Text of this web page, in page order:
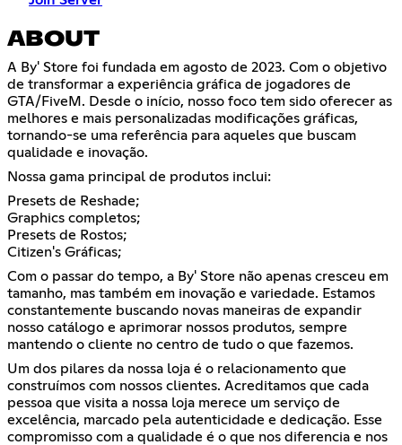
ABOUT
A By' Store foi fundada em agosto de 2023. Com o objetivo
de transformar a experiência gráfica de jogadores de
GTA/FiveM. Desde o início, nosso foco tem sido oferecer as
melhores e mais personalizadas modificações gráficas,
tornando-se uma referência para aqueles que buscam
qualidade e inovação.
Nossa gama principal de produtos inclui:
Presets de Reshade;
Graphics completos;
Presets de Rostos;
Citizen's Gráficas;
Com o passar do tempo, a By' Store não apenas cresceu em
tamanho, mas também em inovação e variedade. Estamos
constantemente buscando novas maneiras de expandir
nosso catálogo e aprimorar nossos produtos, sempre
mantendo o cliente no centro de tudo o que fazemos.
Um dos pilares da nossa loja é o relacionamento que
construímos com nossos clientes. Acreditamos que cada
pessoa que visita a nossa loja merece um serviço de
excelência, marcado pela autenticidade e dedicação. Esse
compromisso com a qualidade é o que nos diferencia e nos